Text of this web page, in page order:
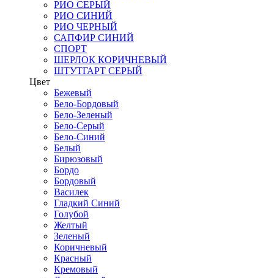
РИО СЕРЫЙ
РИО СИНИЙ
РИО ЧЕРНЫЙ
САПФИР СИНИЙ
СПОРТ
ШЕРЛОК КОРИЧНЕВЫЙ
ШТУТГАРТ СЕРЫЙ
Цвет
Бежевый
Бело-Бордовый
Бело-Зеленый
Бело-Серый
Бело-Синий
Белый
Бирюзовый
Бордо
Бордовый
Василек
Гладкий Синий
Голубой
Желтый
Зеленый
Коричневый
Красный
Кремовый